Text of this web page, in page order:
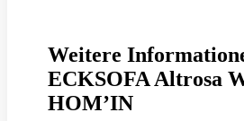
Weitere
ECKSOFA Altrosa
HOM’IN